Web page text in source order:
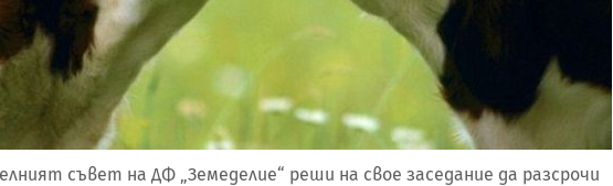
съвет на ДФ „Земеделие“ реши на свое заседание да разсрочи